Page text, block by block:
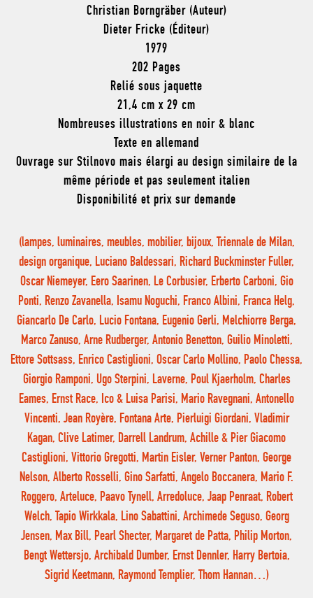
Christian Borngräber (Auteur)
Dieter Fricke (Éditeur)
1979
202 Pages
Relié sous jaquette
21,4 cm x 29 cm
Nombreuses illustrations en noir & blanc
Texte en allemand
Ouvrage sur Stilnovo mais élargi au design similaire de la
même période et pas seulement italien
Disponibilité et prix sur demande
(lampes, luminaires, meubles, mobilier, bijoux, Triennale de Milan,
design organique, Luciano Baldessari, Richard Buckminster Fuller,
Oscar Niemeyer, Eero Saarinen, Le Corbusier, Erberto Carboni, Gio
Ponti, Renzo Zavanella, Isamu Noguchi, Franco Albini, Franca Helg,
Giancarlo De Carlo, Lucio Fontana, Eugenio Gerli, Melchiorre Berga,
Marco Zanuso, Arne Rudberger, Antonio Benetton, Guilio Minoletti,
Ettore Sottsass, Enrico Castiglioni, Oscar Carlo Mollino, Paolo Chessa,
Giorgio Ramponi, Ugo Sterpini, Laverne, Poul Kjaerholm, Charles
Eames, Ernst Race, Ico & Luisa Parisi, Mario Ravegnani, Antonello
Vincenti, Jean Royère, Fontana Arte, Pierluigi Giordani, Vladimir
Kagan, Clive Latimer, Darrell Landrum, Achille & Pier Giacomo
Castiglioni, Vittorio Gregotti, Martin Eisler, Verner Panton, George
Nelson, Alberto Rosselli, Gino Sarfatti, Angelo Boccanera, Mario F.
Roggero, Arteluce, Paavo Tynell, Arredoluce, Jaap Penraat, Robert
Welch, Tapio Wirkkala, Lino Sabattini, Archimede Seguso, Georg
Jensen, Max Bill, Pearl Shecter, Margaret de Patta, Philip Morton,
Bengt Wettersjo, Archibald Dumber, Ernst Dennler, Harry Bertoia,
Sigrid Keetmann, Raymond Templier, Thom Hannan…)